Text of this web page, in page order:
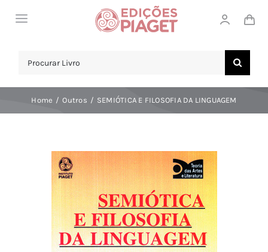
Toggle
COMPRAR!
Search
Home Outros SEMIÓTICA E FILOSOFIA DA LINGUAGEM